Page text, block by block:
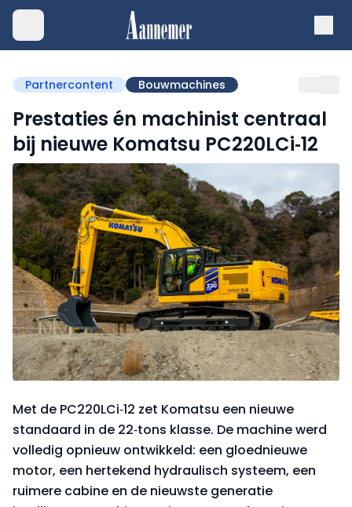
Partnercontent Bouwmachines
Prestaties én machinist centraal
bij nieuwe Komatsu PC220LCi‑12
Met de PC220LCi‑12 zet Komatsu een nieuwe
standaard in de 22‑tons klasse. De machine werd
volledig opnieuw ontwikkeld: een gloednieuwe
motor, een hertekend hydraulisch systeem, een
ruimere cabine en de nieuwste generatie